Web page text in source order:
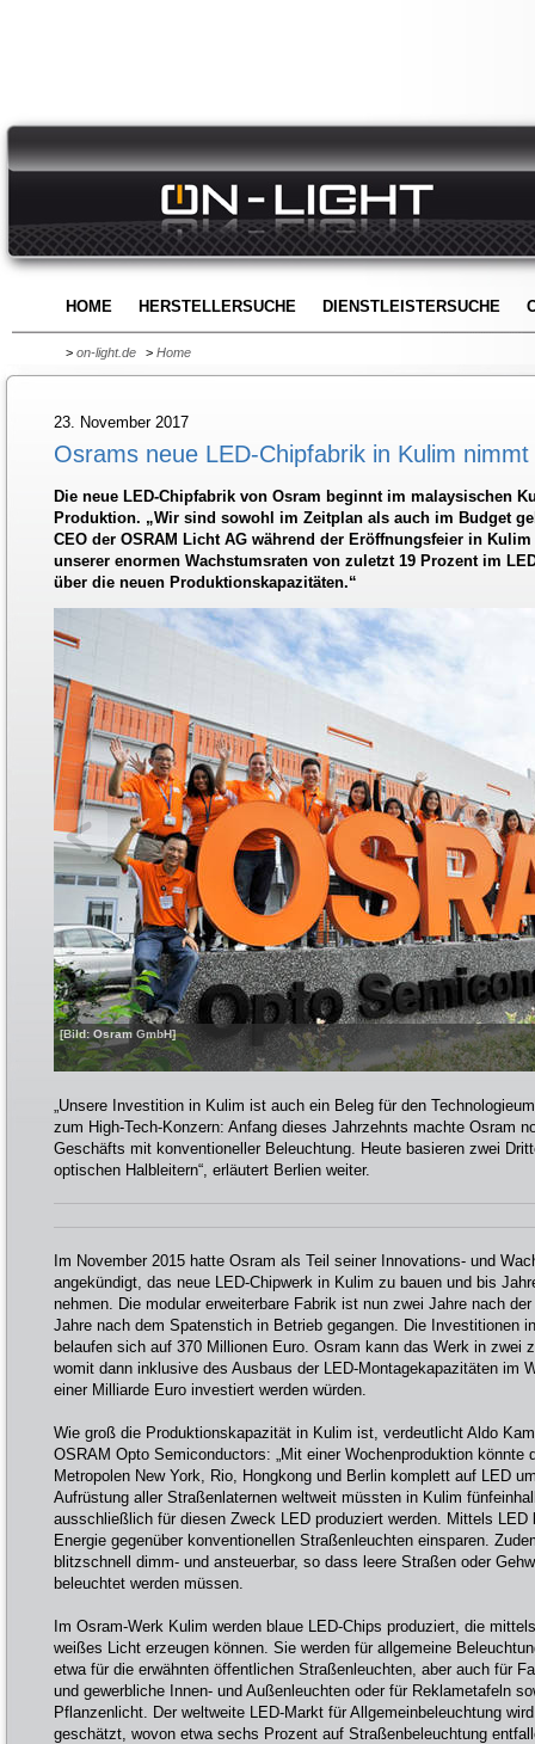
HOME HERSTELLERSUCHE DIENSTLEISTERSUCHE
> on-light.de > Home
23. November 2017
Osrams neue LED-Chipfabrik in Kulim
Die neue LED-Chipfabrik von Osram beginnt im malaysischen
Produktion. „Wir sind sowohl im Zeitplan als auch im Budget
CEO der OSRAM Licht AG während der Eröffnungsfeier in
unserer enormen Wachstumsraten von zuletzt 19 Prozent im
über die neuen Produktionskapazitäten.“
[Bild: Osram GmbH]
„Unsere Investition in Kulim ist auch ein Beleg für den
zum High-Tech-Konzern: Anfang dieses Jahrzehnts machte Osram
Geschäfts mit konventioneller Beleuchtung. Heute basieren zwei
optischen Halbleitern“, erläutert Berlien weiter.
Im November 2015 hatte Osram als Teil seiner Innovations- und
angekündigt, das neue LED-Chipwerk in Kulim zu bauen und bis
nehmen. Die modular erweiterbare Fabrik ist nun zwei Jahre nach
Jahre nach dem Spatenstich in Betrieb gegangen. Die Investitionen
belaufen sich auf 370 Millionen Euro. Osram kann das Werk in zwei
womit dann inklusive des Ausbaus der LED-Montagekapazitäten im
einer Milliarde Euro investiert werden würden.
Wie groß die Produktionskapazität in Kulim ist, verdeutlicht Aldo
OSRAM Opto Semiconductors: „Mit einer Wochenproduktion könnte
Metropolen New York, Rio, Hongkong und Berlin komplett auf LED
Aufrüstung aller Straßenlaternen weltweit müssten in Kulim
ausschließlich für diesen Zweck LED produziert werden. Mittels
Energie gegenüber konventionellen Straßenleuchten einsparen.
blitzschnell dimm- und ansteuerbar, so dass leere Straßen oder
beleuchtet werden müssen.
Im Osram-Werk Kulim werden blaue LED-Chips produziert, die
weißes Licht erzeugen können. Sie werden für allgemeine
etwa für die erwähnten öffentlichen Straßenleuchten, aber auch für
und gewerbliche Innen- und Außenleuchten oder für Reklametafeln
Pflanzenlicht. Der weltweite LED-Markt für Allgemeinbeleuchtung
geschätzt, wovon etwa sechs Prozent auf Straßenbeleuchtung